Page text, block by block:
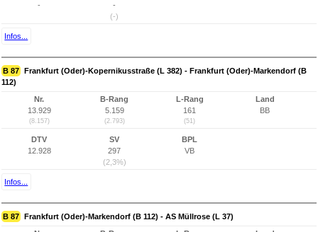
-
-
(-)
Infos...
B 87 Frankfurt (Oder)-Kopernikusstraße (L 382) - Frankfurt (Oder)-Markendorf (B
112)
Nr.
13.929
(8.157)
B-Rang
5.159
(2.793)
L-Rang
161
(51)
Land
BB
DTV
12.928
SV
297
(2,3%)
BPL
VB
Infos...
B 87 Frankfurt (Oder)-Markendorf (B 112) - AS Müllrose (L 37)